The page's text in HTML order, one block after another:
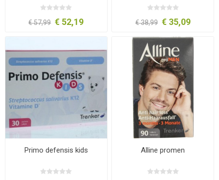
€ 57,99 € 52,19 € 38,99 € 35,09
Primo defensis kids Alline promen